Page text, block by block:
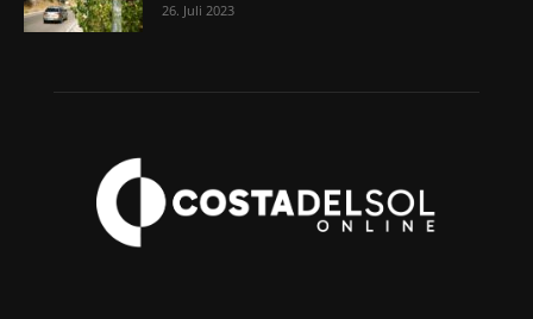
26. Juli 2023